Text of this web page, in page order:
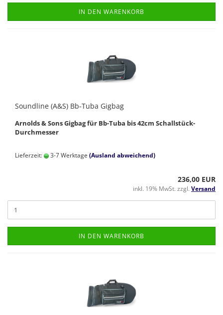
IN DEN WARENKORB
Soundline (A&S) Bb-Tuba Gigbag
Arnolds & Sons Gigbag für Bb-Tuba bis 42cm Schallstück-
Durchmesser
Lieferzeit: 3-7 Werktage (Ausland abweichend)
236,00 EUR
inkl. 19% MwSt. zzgl. Versand
IN DEN WARENKORB